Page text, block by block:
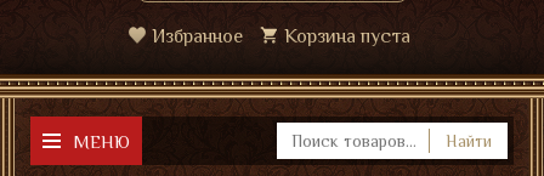
Избранное Корзина пуста
МЕНЮ Найти